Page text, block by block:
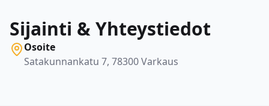
Sijainti & Yhteystiedot
Osoite
Satakunnankatu 7, 78300 Varkaus